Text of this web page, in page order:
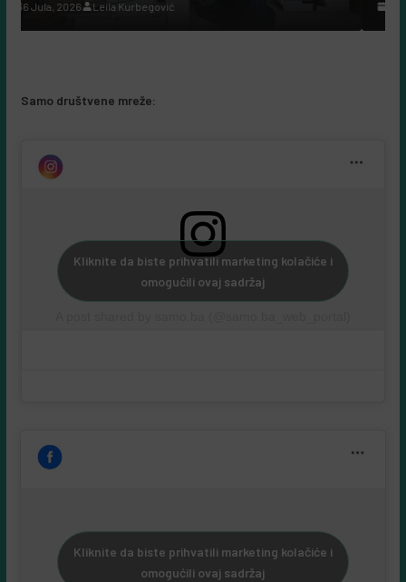
Samo društvene mreže:
Kliknite da biste prihvatili marketing kolačiće i
omogućili ovaj sadržaj
Kliknite da biste prihvatili marketing kolačiće i
omogućili ovaj sadržaj